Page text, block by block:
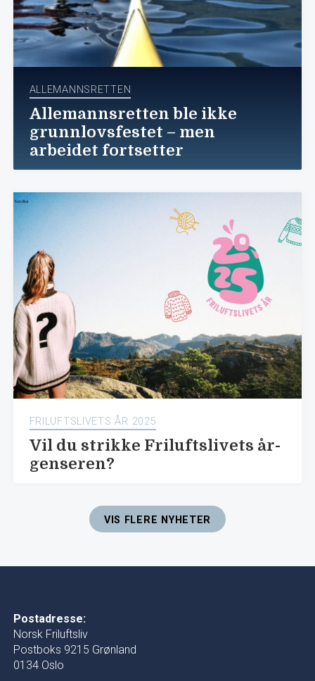
ALLEMANNSRETTEN
Allemannsretten ble ikke
grunnlovsfestet – men
arbeidet fortsetter
FRILUFTSLIVETS ÅR 2025
Vil du strikke Friluftslivets år-
genseren?
VIS FLERE NYHETER
Postadresse:
Norsk Friluftsliv
Postboks 9215 Grønland
0134 Oslo